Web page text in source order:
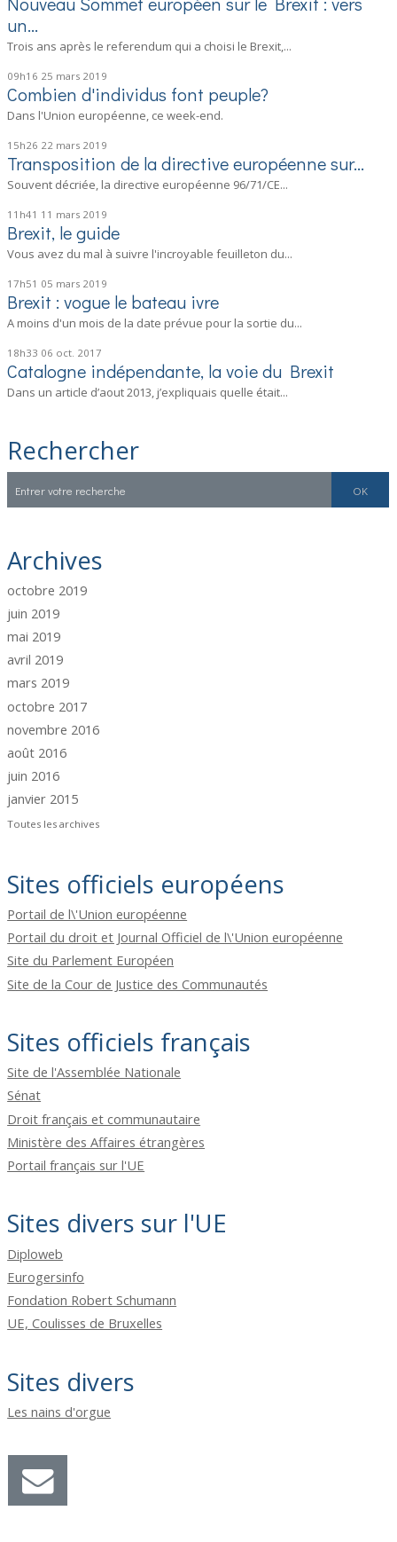
un...
Trois ans après le referendum qui a choisi le Brexit,...
09h16 25 mars 2019
Combien d'individus font peuple?
Dans l'Union européenne, ce week-end.
15h26 22 mars 2019
Transposition de la directive européenne sur...
Souvent décriée, la directive européenne 96/71/CE...
11h41 11 mars 2019
Brexit, le guide
Vous avez du mal à suivre l'incroyable feuilleton du...
17h51 05 mars 2019
Brexit : vogue le bateau ivre
A moins d'un mois de la date prévue pour la sortie du...
18h33 06 oct. 2017
Catalogne indépendante, la voie du Brexit
Dans un article d’aout 2013, j’expliquais quelle était...
Rechercher
Archives
octobre 2019
juin 2019
mai 2019
avril 2019
mars 2019
octobre 2017
novembre 2016
août 2016
juin 2016
janvier 2015
Toutes les archives
Sites officiels européens
Portail de l\'Union européenne
Portail du droit et Journal Officiel de l\'Union européenne
Site du Parlement Européen
Site de la Cour de Justice des Communautés
Sites officiels français
Site de l'Assemblée Nationale
Sénat
Droit français et communautaire
Ministère des Affaires étrangères
Portail français sur l'UE
Sites divers sur l'UE
Diploweb
Eurogersinfo
Fondation Robert Schumann
UE, Coulisses de Bruxelles
Sites divers
Les nains d'orgue